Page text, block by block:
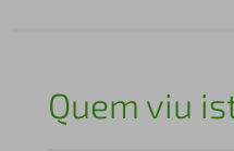
Quem viu